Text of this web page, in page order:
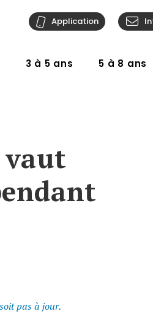
3 à 5 ans 5 à 8 ans
Application
vaut
pas à jour.